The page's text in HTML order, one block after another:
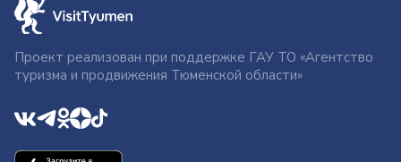
Проект реализован при поддержке ГАУ ТО «Агентство
туризма и продвижения Тюменской области»